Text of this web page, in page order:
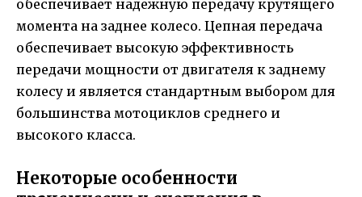
обеспечивает надежную передачу крутящего
момента на заднее колесо. Цепная передача
обеспечивает высокую эффективность
передачи мощности от двигателя к заднему
колесу и является стандартным выбором для
большинства мотоциклов среднего и
высокого класса.
Некоторые особенности